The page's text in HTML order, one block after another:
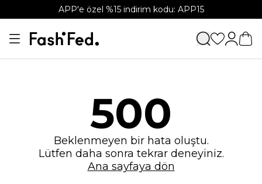
APP'e özel %15 indirim kodu: APP15
500
Beklenmeyen bir hata oluştu.
Lütfen daha sonra tekrar deneyiniz.
Ana sayfaya dön